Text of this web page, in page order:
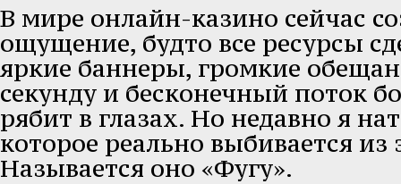
В мире онлайн-казино сейчас
ощущение, будто все ресурсы
яркие баннеры, громкие
секунду и бесконечный поток
рябит в глазах. Но недавно я
которое реально выбивается
Называется оно «Фугу».